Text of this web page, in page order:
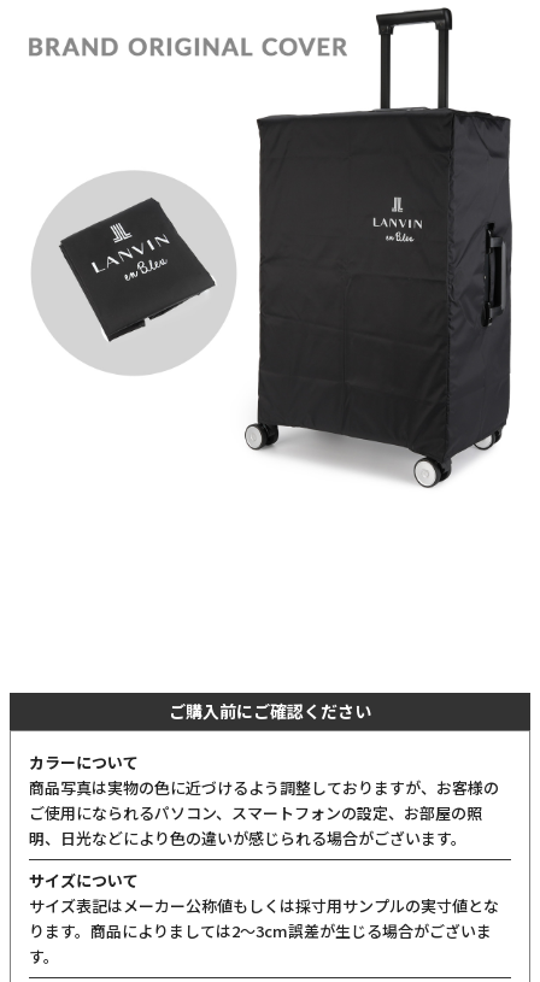
ご購入前にご確認ください
カラーについて
商品写真は実物の色に近づけるよう調整しておりますが、お客様の
ご使用になられるパソコン、スマートフォンの設定、お部屋の照
明、日光などにより色の違いが感じられる場合がございます。
サイズについて
サイズ表記はメーカー公称値もしくは採寸用サンプルの実寸値とな
ります。商品によりましては2〜3cm誤差が生じる場合がございま
す。